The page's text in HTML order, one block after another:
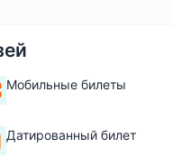
Мобильные билеты
Датированный билет